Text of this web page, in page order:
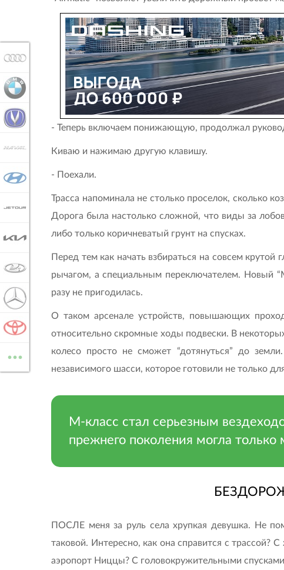
- Теперь включаем понижающую, продолжал
Киваю и нажимаю другую клавишу.
- Поехали.
Трасса напоминала не столько проселок, сколько
Дорога была настолько сложной, что виды за
либо только коричневатый грунт на спусках.
Перед тем как начать взбираться на совсем
рычагом, а специальным переключателем. Новый
разу не пригодилась.
О таком арсенале устройств, повышающих
относительно скромные ходы подвески. В
колесо просто не сможет “дотянуться” до
независимого шасси, которое готовили не только
М-класс стал серьезным
прежнего поколения могла только
ПОСЛЕ меня за руль села хрупкая девушка. Не
таковой. Интересно, как она справится с
аэропорт Ниццы? С головокружительными
CHANGAN
HAVAL
HYUNDAI
MERCEDES-BENZ
...